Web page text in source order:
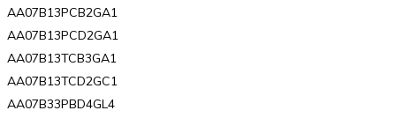
AA07B13PCB2GA1
AA07B13PCD2GA1
AA07B13TCB3GA1
AA07B13TCD2GC1
AA07B33PBD4GL4